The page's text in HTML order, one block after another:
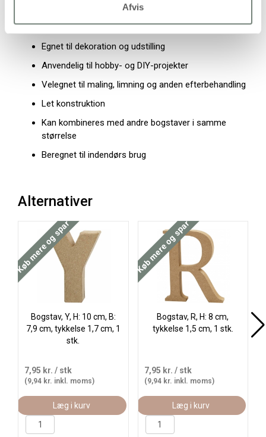
Afvis
Egenskaber og anvendelse
Egnet til dekoration og udstilling
Anvendelig til hobby- og DIY-projekter
Velegnet til maling, limning og anden efterbehandling
Let konstruktion
Kan kombineres med andre bogstaver i samme
størrelse
Beregnet til indendørs brug
Alternativer
Køb mere og spar
Bogstav, Y, H: 10 cm, B:
7,9 cm, tykkelse 1,7 cm, 1
stk.
7,95 kr. / stk
(9,94 kr. inkl. moms)
Læg i kurv
Køb mere og spar
Bogstav, R, H: 8 cm,
tykkelse 1,5 cm, 1 stk.
7,95 kr. / stk
(9,94 kr. inkl. moms)
Læg i kurv